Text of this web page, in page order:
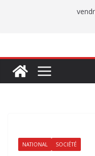
NATIONAL SOCIÉTÉ